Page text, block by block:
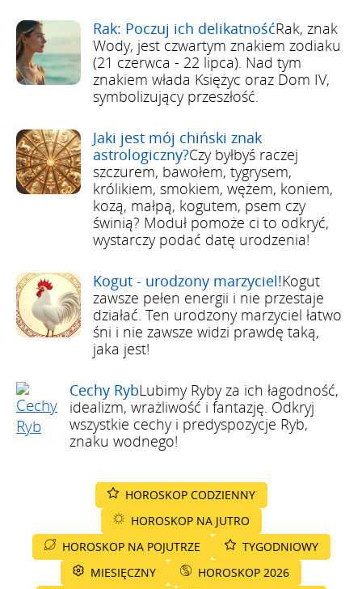
Rak: Poczuj ich delikatnośćRak, znak
Wody, jest czwartym znakiem zodiaku
(21 czerwca - 22 lipca). Nad tym
znakiem włada Księżyc oraz Dom IV,
symbolizujący przeszłość.
Jaki jest mój chiński znak
astrologiczny?Czy byłbyś raczej
szczurem, bawołem, tygrysem,
królikiem, smokiem, wężem, koniem,
kozą, małpą, kogutem, psem czy
świnią? Moduł pomoże ci to odkryć,
wystarczy podać datę urodzenia!
Kogut - urodzony marzyciel!Kogut
zawsze pełen energii i nie przestaje
działać. Ten urodzony marzyciel łatwo
śni i nie zawsze widzi prawdę taką,
jaka jest!
Cechy RybLubimy Ryby za ich łagodność,
idealizm, wrażliwość i fantazję. Odkryj
wszystkie cechy i predyspozycje Ryb,
znaku wodnego!
HOROSKOP CODZIENNY
HOROSKOP NA JUTRO
HOROSKOP NA POJUTRZE
TYGODNIOWY
MIESIĘCZNY
HOROSKOP 2026